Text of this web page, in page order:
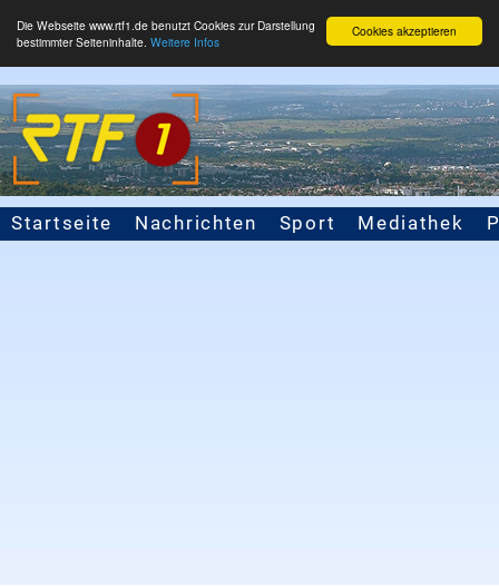
Cookies akzeptieren
Die Webseite www.rtf1.de benutzt Cookies zur Darstellung
bestimmter Seiteninhalte. Weitere Infos
Seitennavigation
Startseite Nachrichten Sport Mediathek